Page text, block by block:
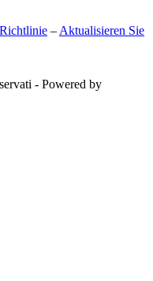
– Aktualisieren Sie
- Powered by